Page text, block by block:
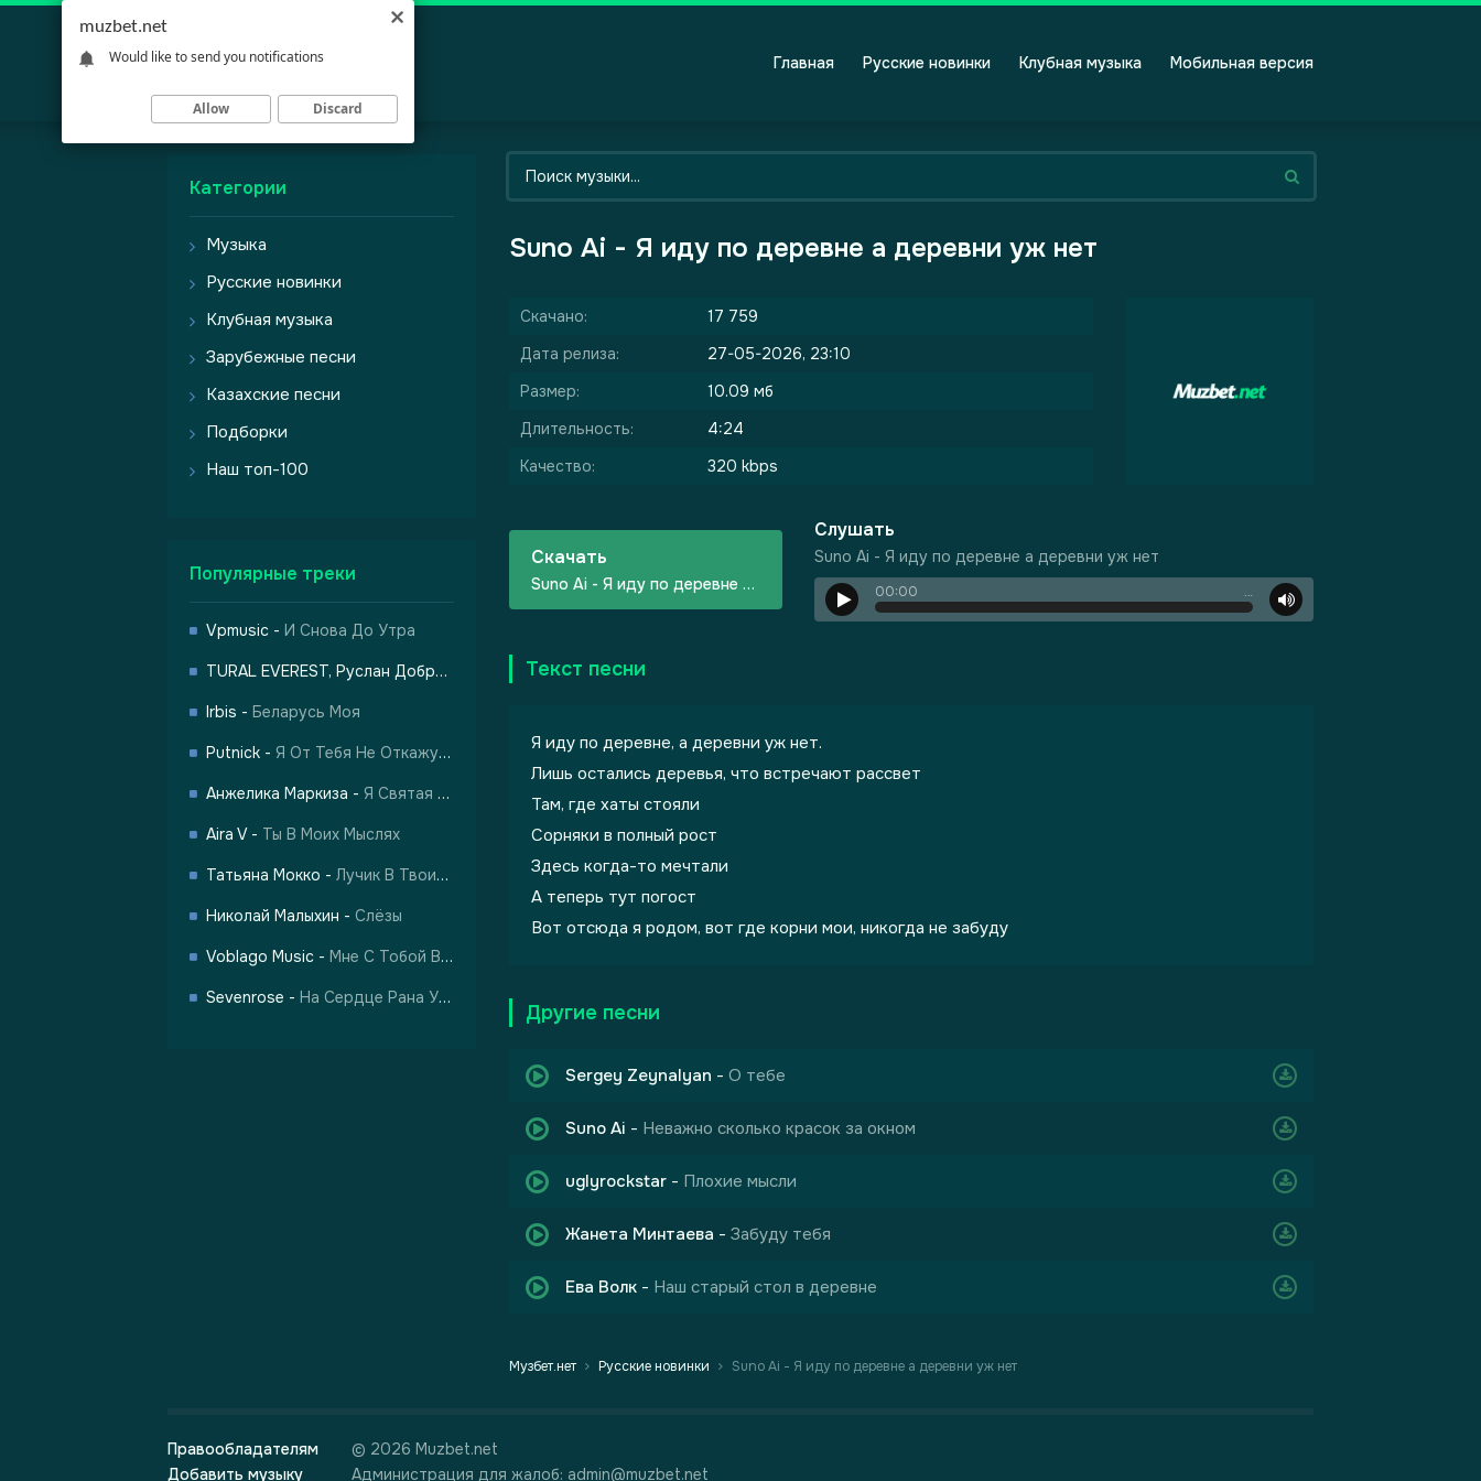
Главная Русские новинки Клубная музыка Мобильная версия
Категории
Музыка
Русские новинки
Клубная музыка
Зарубежные песни
Казахские песни
Подборки
Наш топ-100
Популярные треки
Vpmusic - И Снова До Утра
TURAL EVEREST, Руслан Добрый Харизма
Irbis - Беларусь Моя
Putnick - Я От Тебя Не Откажусь
Анжелика Маркиза - Я Святая Женщина
Aira V- Ты В Моих Мыслях
Татьяна Мокко - Лучик В Твоих Глазах
Николай Малыхин - Слёзы
Voblago Music - Мне С Тобой Все По Барабану
Sevenrose - На Сердце Рана У Меня
Suno Ai - Я иду по деревне а деревни уж нет
Скачано:
17 759
Дата релиза:
27-05-2026, 23:10
Размер:
10.09 мб
Длительность:
4:24
Качество:
320 kbps
Скачать
Suno Ai - Я иду по деревне а деревни уж нет
Слушать
Suno Ai - Я иду по деревне а деревни уж нет
00:00 …
Текст песни
Я иду по деревне, а деревни уж нет.
Лишь остались деревья, что встречают рассвет
Там, где хаты стояли
Сорняки в полный рост
Здесь когда-то мечтали
А теперь тут погост
Вот отсюда я родом, вот где корни мои, никогда не забуду
Другие песни
Sergey Zeynalyan - О тебе
Suno Ai - Неважно сколько красок за окном
uglyrockstar - Плохие мысли
Жанета Минтаева - Забуду тебя
Ева Волк - Наш старый стол в деревне
Музбет.нет Русские новинки Suno Ai - Я иду по деревне а деревни уж нет
Правообладателям
Добавить музыку
© 2026 Muzbet.net
Администрация для жалоб: admin@muzbet.net
muzbet.net
Would like to send you notifications
Allow Discard